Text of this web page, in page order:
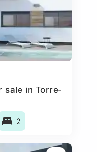
sale in Torre-
2